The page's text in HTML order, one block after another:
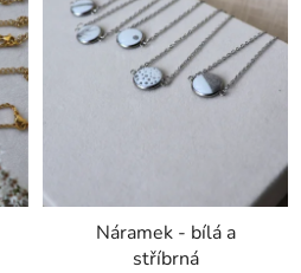
Náramek - bílá a
stříbrná